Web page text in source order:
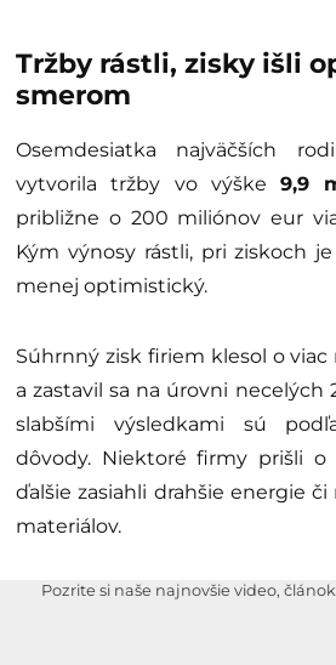
Tržby rástli, zisky išli
smerom
Osemdesiatka najväčších
vytvorila tržby vo výške 9,9
približne o 200 miliónov eur
Kým výnosy rástli, pri ziskoch
menej optimistický.
Súhrnný zisk firiem klesol o
a zastavil sa na úrovni necelých
slabšími výsledkami sú
dôvody. Niektoré firmy prišli o
ďalšie zasiahli drahšie energie
materiálov.
Pozrite si naše najnovšie video,